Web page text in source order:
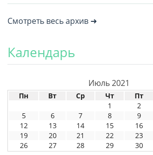
Смотреть весь архив ➜
Календарь
Июль 2021
Пн Вт Ср Чт Пт
1
2
5
6 7 8 9
12
13 14 15 16
19
20 21 22 23
26
27 28 29 30